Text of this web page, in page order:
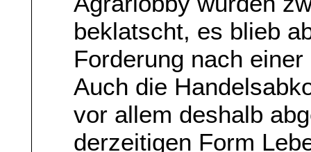
beklatscht, es blieb
Forderung nach einer
Auch die
vor allem deshalb
derzeitigen Form